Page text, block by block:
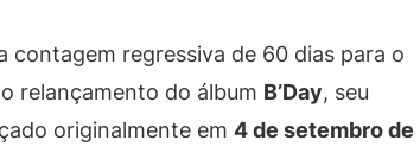
contagem regressiva de 60 dias para o
relançamento do álbum B’Day, seu
originalmente em 4 de setembro de